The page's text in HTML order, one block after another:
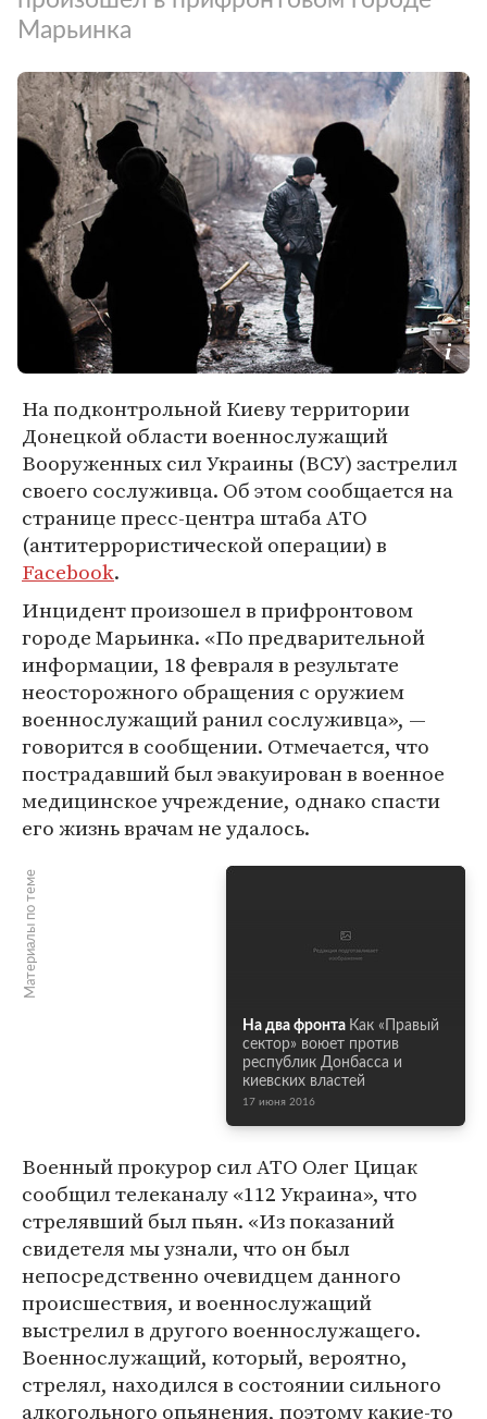
Марьинка
На подконтрольной Киеву территории
Донецкой области военнослужащий
Вооруженных сил Украины (ВСУ) застрелил
своего сослуживца. Об этом сообщается на
странице пресс-центра штаба АТО
(антитеррористической операции) в
Facebook.
Инцидент произошел в прифронтовом
городе Марьинка. «По предварительной
информации, 18 февраля в результате
неосторожного обращения с оружием
военнослужащий ранил сослуживца», —
говорится в сообщении. Отмечается, что
пострадавший был эвакуирован в военное
медицинское учреждение, однако спасти
его жизнь врачам не удалось.
Материалы по теме
На два фронта Как «Правый
сектор» воюет против
республик Донбасса и
киевских властей
17 июня 2016
Военный прокурор сил АТО Олег Цицак
сообщил телеканалу «112 Украина», что
стрелявший был пьян. «Из показаний
свидетеля мы узнали, что он был
непосредственно очевидцем данного
происшествия, и военнослужащий
выстрелил в другого военнослужащего.
Военнослужащий, который, вероятно,
стрелял, находился в состоянии сильного
алкогольного опьянения, поэтому какие-то